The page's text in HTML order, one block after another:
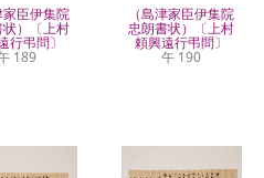
家臣伊集院
）〔上村
行弔問〕
189
（島津家臣伊集院
忠朗書状）〔上村
頼興遠行弔問〕
午 190